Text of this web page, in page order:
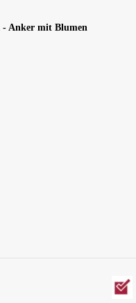
Anker mit Blumen